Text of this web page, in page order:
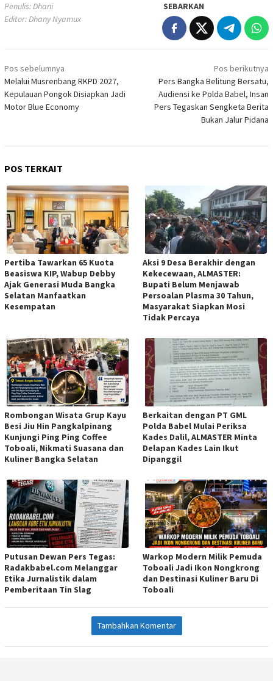
Penulis: Dhani
Editor: Dhany Nyamux
SEBARKAN
Navigasi
pos
Pos sebelumnya
Melalui Musrenbang RKPD 2027,
Kepulauan Pongok Disiapkan Jadi
Motor Blue Economy
Pos berikutnya
Pers Bangka Belitung Bersatu,
Audiensi ke Polda Babel, Insan
Pers Tegaskan Sengketa Berita
Bukan Jalur Pidana
POS TERKAIT
Pertiba Tawarkan 65 Kuota
Beasiswa KIP, Wabup Debby
Ajak Generasi Muda Bangka
Selatan Manfaatkan
Kesempatan
Aksi 9 Desa Berakhir dengan
Kekecewaan, ALMASTER:
Bupati Belum Menjawab
Persoalan Plasma 30 Tahun,
Masyarakat Siapkan Mosi
Tidak Percaya
Rombongan Wisata Grup Kayu
Besi Jiu Hin Pangkalpinang
Kunjungi Ping Ping Coffee
Toboali, Nikmati Suasana dan
Kuliner Bangka Selatan
Berkaitan dengan PT GML
Polda Babel Mulai Periksa
Kades Dalil, ALMASTER Minta
Delapan Kades Lain Ikut
Dipanggil
Putusan Dewan Pers Tegas:
Radakbabel.com Melanggar
Etika Jurnalistik dalam
Pemberitaan Tin Slag
Warkop Modern Milik Pemuda
Toboali Jadi Ikon Nongkrong
dan Destinasi Kuliner Baru Di
Toboali
Tambahkan Komentar